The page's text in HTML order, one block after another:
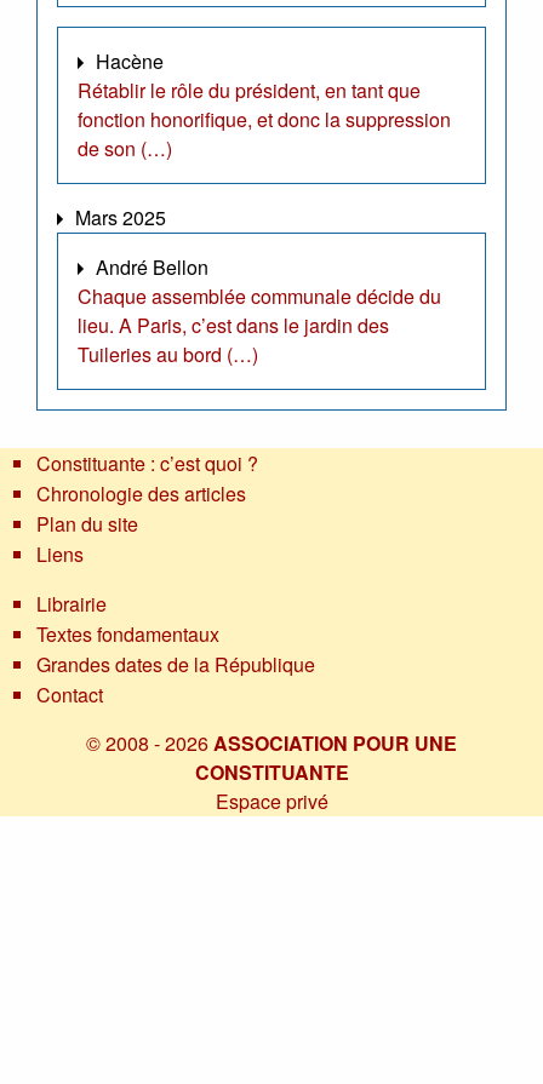
Hacène
Rétablir le rôle du président, en tant que
fonction honorifique, et donc la suppression
de son (…)
Mars 2025
André Bellon
Chaque assemblée communale décide du
lieu. A Paris, c’est dans le jardin des
Tuileries au bord (…)
Constituante : c’est quoi ?
Chronologie des articles
Plan du site
Liens
Librairie
Textes fondamentaux
Grandes dates de la République
Contact
© 2008 - 2026 ASSOCIATION POUR UNE
CONSTITUANTE
Espace privé